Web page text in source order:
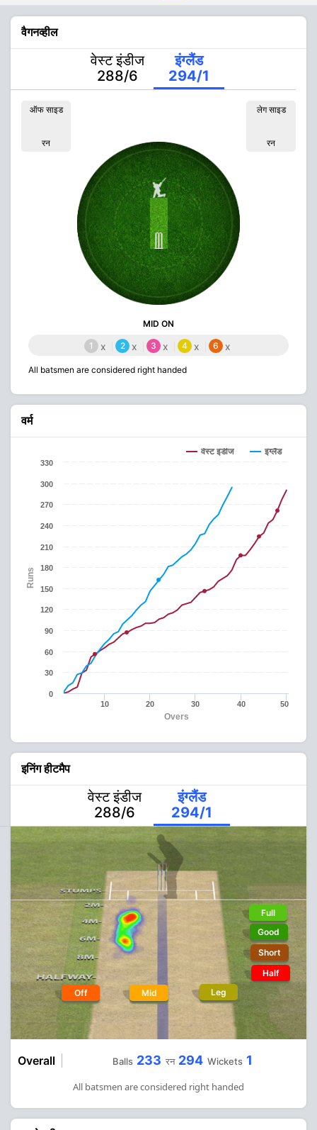
वैगनव्हील
वेस्ट इंडीज
288/6
इंग्लैंड
294/1
ऑफ साइड
रन
लेग साइड
रन
MID ON
1 x 2 x 3 x 4 x 6 x
All batsmen are considered right handed
वर्म
Overs
Runs
वेस्ट इंडीज इंग्लैंड
10 20 30 40 50
0
30
60
90
120
150
180
210
240
270
300
330
इनिंग हीटमैप
वेस्ट इंडीज
288/6
इंग्लैंड
294/1
Off Mid Leg
Full
Good
Short
Half
Overall Balls 233 रन 294 Wickets 1
All batsmen are considered right handed